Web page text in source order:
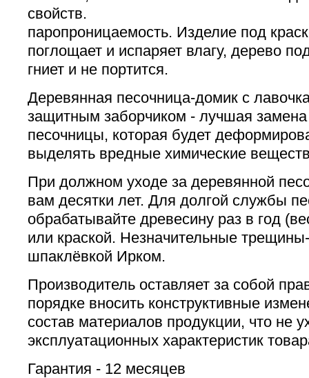
свойств.
паропроницаемость. Изделие под
поглощает и испаряет влагу, дерево
гниет и не портится.
Деревянная песочница-домик с
защитным заборчиком - лучшая замена
песочницы, которая будет
выделять вредные химические
При должном уходе за деревянной
вам десятки лет. Для долгой службы
обрабатывайте древесину раз в год
или краской. Незначительные
шпаклёвкой Ирком.
Производитель оставляет за собой
порядке вносить конструктивные
состав материалов продукции, что не
эксплуатационных характеристик
Гарантия - 12 месяцев